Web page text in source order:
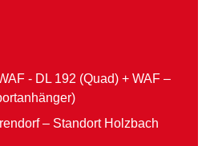
- DL 192 (Quad) + WAF –
– Standort Holzbach